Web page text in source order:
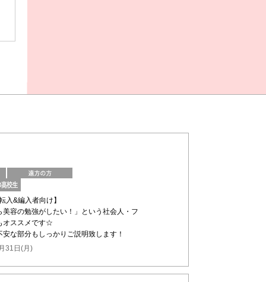
入&編入者向け】
美容の勉強がしたい！」という社会人・フ
オススメです☆
な部分もしっかりご説明致します！
31日(月)